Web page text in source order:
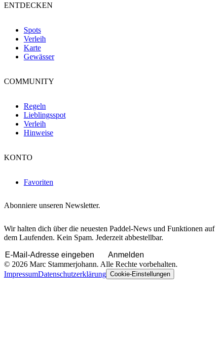
ENTDECKEN
Spots
Verleih
Karte
Gewässer
COMMUNITY
Regeln
Lieblingsspot
Verleih
Hinweise
KONTO
Favoriten
Abonniere unseren Newsletter.
Wir halten dich über die neuesten Paddel-News und Funktionen auf
dem Laufenden. Kein Spam. Jederzeit abbestellbar.
Anmelden
© 2026 Marc Stammerjohann. Alle Rechte vorbehalten.
ImpressumDatenschutzerklärung Cookie-Einstellungen